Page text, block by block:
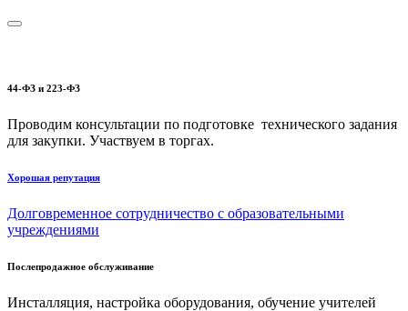
44-ФЗ и 223-ФЗ
Проводим консультации по подготовке технического задания
для закупки. Участвуем в торгах.
Хорошая репутация
Долговременное сотрудничество с образовательными
учреждениями
Послепродажное обслуживание
Инсталляция, настройка оборудования, обучение учителей